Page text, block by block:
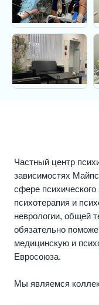
Частный центр
зависимостях
сфере психического
психотерапия и
неврологии, общей
обязательно
медицинскую и
Евросоюза.
Мы являемся
высшее